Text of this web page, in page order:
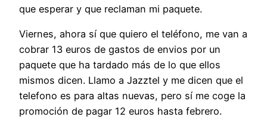
que esperar y que reclaman mi paquete.
Viernes, ahora sí que quiero el teléfono, me van a
cobrar 13 euros de gastos de envios por un
paquete que ha tardado más de lo que ellos
mismos dicen. Llamo a Jazztel y me dicen que el
telefono es para altas nuevas, pero sí me coge la
promoción de pagar 12 euros hasta febrero.